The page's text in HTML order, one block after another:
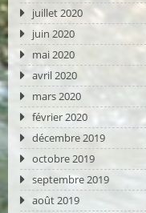
juillet 2020
juin 2020
mai 2020
avril 2020
mars 2020
février 2020
décembre 2019
octobre 2019
septembre 2019
août 2019